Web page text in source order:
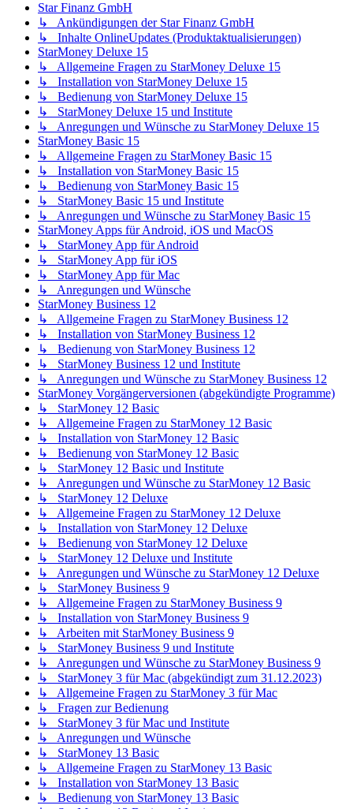
Star Finanz GmbH
↳ Ankündigungen der Star Finanz GmbH
↳ Inhalte OnlineUpdates (Produktaktualisierungen)
StarMoney Deluxe 15
↳ Allgemeine Fragen zu StarMoney Deluxe 15
↳ Installation von StarMoney Deluxe 15
↳ Bedienung von StarMoney Deluxe 15
↳ StarMoney Deluxe 15 und Institute
↳ Anregungen und Wünsche zu StarMoney Deluxe 15
StarMoney Basic 15
↳ Allgemeine Fragen zu StarMoney Basic 15
↳ Installation von StarMoney Basic 15
↳ Bedienung von StarMoney Basic 15
↳ StarMoney Basic 15 und Institute
↳ Anregungen und Wünsche zu StarMoney Basic 15
StarMoney Apps für Android, iOS und MacOS
↳ StarMoney App für Android
↳ StarMoney App für iOS
↳ StarMoney App für Mac
↳ Anregungen und Wünsche
StarMoney Business 12
↳ Allgemeine Fragen zu StarMoney Business 12
↳ Installation von StarMoney Business 12
↳ Bedienung von StarMoney Business 12
↳ StarMoney Business 12 und Institute
↳ Anregungen und Wünsche zu StarMoney Business 12
StarMoney Vorgängerversionen (abgekündigte Programme)
↳ StarMoney 12 Basic
↳ Allgemeine Fragen zu StarMoney 12 Basic
↳ Installation von StarMoney 12 Basic
↳ Bedienung von StarMoney 12 Basic
↳ StarMoney 12 Basic und Institute
↳ Anregungen und Wünsche zu StarMoney 12 Basic
↳ StarMoney 12 Deluxe
↳ Allgemeine Fragen zu StarMoney 12 Deluxe
↳ Installation von StarMoney 12 Deluxe
↳ Bedienung von StarMoney 12 Deluxe
↳ StarMoney 12 Deluxe und Institute
↳ Anregungen und Wünsche zu StarMoney 12 Deluxe
↳ StarMoney Business 9
↳ Allgemeine Fragen zu StarMoney Business 9
↳ Installation von StarMoney Business 9
↳ Arbeiten mit StarMoney Business 9
↳ StarMoney Business 9 und Institute
↳ Anregungen und Wünsche zu StarMoney Business 9
↳ StarMoney 3 für Mac (abgekündigt zum 31.12.2023)
↳ Allgemeine Fragen zu StarMoney 3 für Mac
↳ Fragen zur Bedienung
↳ StarMoney 3 für Mac und Institute
↳ Anregungen und Wünsche
↳ StarMoney 13 Basic
↳ Allgemeine Fragen zu StarMoney 13 Basic
↳ Installation von StarMoney 13 Basic
↳ Bedienung von StarMoney 13 Basic